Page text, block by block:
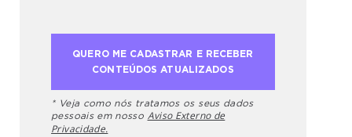
* Veja como nós tratamos os seus dados
pessoais em nosso Aviso Externo de
Privacidade.